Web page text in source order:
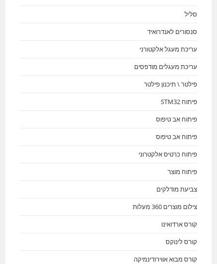
סליל
סנסורים לאנדרואיד
עריכת מעגל אלקטורני
עריכת מעגלים מודפסים
פילטר \ תיכנון פילטר
פיתוח STM32
פיתוח אב טיפוס
פיתוח אב טיפוס
פיתוח כרטיס אלקטרוני
פיתוח מוצר
צביעת מודלקים
צילום מוצרים 360 מעלות
קורס ארדואינו
קורס לינוקס
קורס מבוא אווירודינמיקה